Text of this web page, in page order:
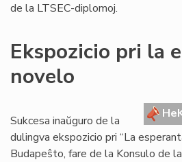
de la LTSEC-diplomoj.
Ekspozicio pri la
novelo
Sukcesa inaŭguro de la
dulingva ekspozicio pri “La
Budapeŝto, fare de la Konsulo de